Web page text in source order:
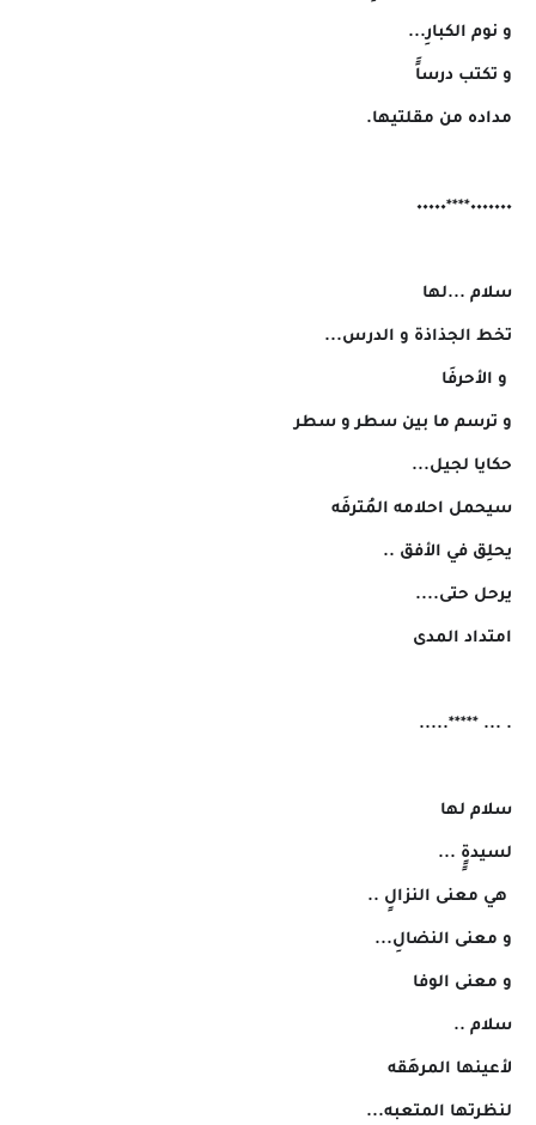
و نوم الكبارِ...
و تكتب درساًَ
مداده من مقلتيها.
٠٠٠٠٠٠٠****٠٠٠٠٠
سلام ...لها
تخط الجذاذة و الدرس...
َ و الأحرفَا
و ترسم ما بين سطر و سطر
حكايا لجيل...
سيحمل احلامه المُترفَه
يحلِق في الأفق ..
يرحل حتى....
امتداد المدى
. ... *****.....
سلام لها
لسيدةٍٍ ...
ٍ هي معنى النزالٍ ..
و معنى النضالِ...
و معنى الوفا
سلام ..
لأعينها المرهَقه
لنظرتها المتعبه...